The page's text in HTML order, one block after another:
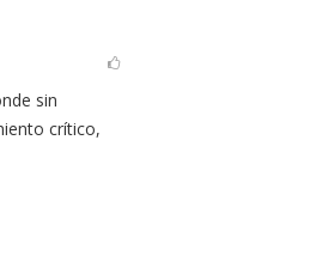
sin
crítico,